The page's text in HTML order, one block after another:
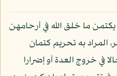
ما خلق الله في أرحامهن
المراد به تحريم كتمان
في خروج العدة أو إضرارا